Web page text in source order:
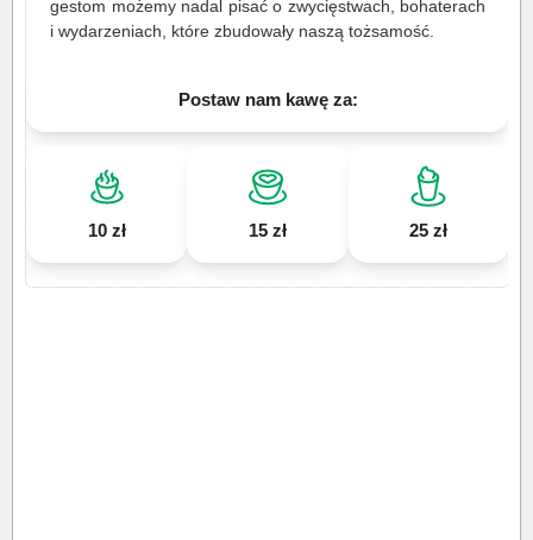
gestom możemy nadal pisać o zwycięstwach, bohaterach
i wydarzeniach, które zbudowały naszą tożsamość.
Postaw nam kawę za:
10 zł 15 zł 25 zł